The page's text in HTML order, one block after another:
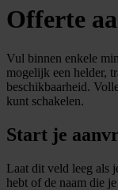
Offerte
Vul binnen enkele
mogelijk een helder,
beschikbaarheid.
kunt schakelen.
Start je
Zoek
een
Laat dit veld leeg als
hebt of de naam die